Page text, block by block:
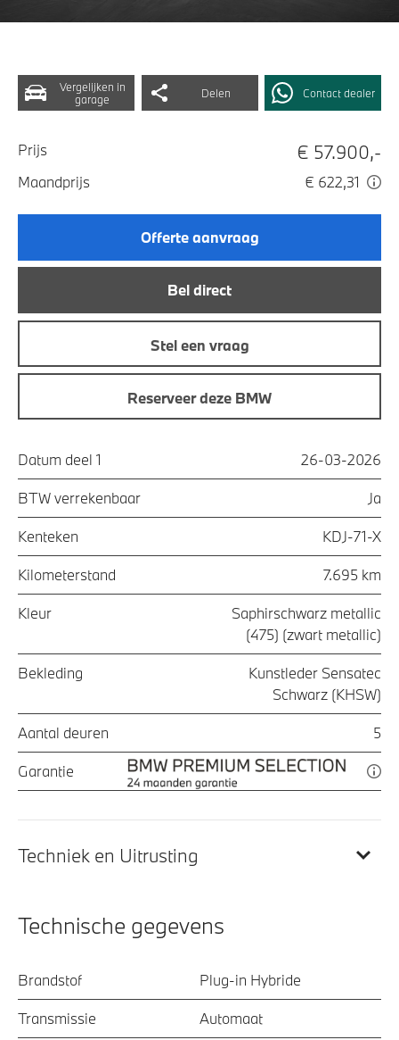
Vergelijken in
garage
Delen Contact dealer
Prijs € 57.900,-
Maandprijs € 622,31
Offerte aanvraag
Bel direct
Stel een vraag
Reserveer deze BMW
Datum deel 1 26-03-2026
BTW verrekenbaar Ja
Kenteken KDJ-71-X
Kilometerstand 7.695 km
Kleur
Saphirschwarz metallic
(475) (zwart metallic)
Bekleding
Kunstleder Sensatec
Schwarz (KHSW)
Aantal deuren 5
Garantie
Techniek en Uitrusting
Technische gegevens
Brandstof Plug-in Hybride
Transmissie Automaat